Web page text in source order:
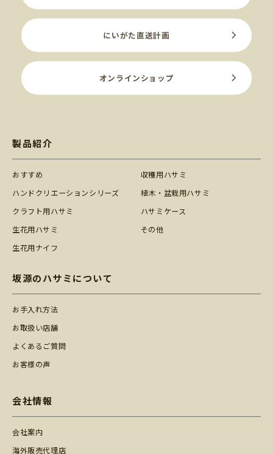
にいがた直送計画
オンラインショップ
製品紹介
おすすめ
ハンドクリエーションシリーズ
クラフト用ハサミ
生花用ハサミ
生花用ナイフ
収穫用ハサミ
植木・盆栽用ハサミ
ハサミケース
その他
坂源のハサミについて
お手入れ方法
お取扱い店舗
よくあるご質問
お客様の声
会社情報
会社案内
海外販売代理店